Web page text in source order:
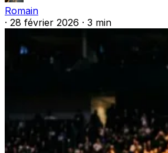
Romain
· 28 février 2026 · 3 min